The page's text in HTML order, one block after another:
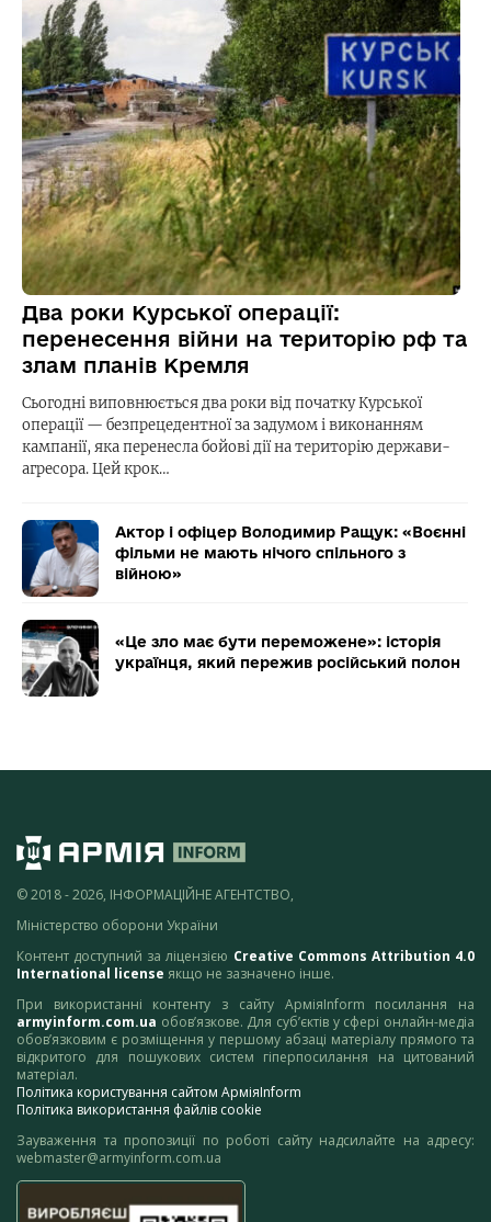
Два роки Курської операції:
перенесення війни на територію рф та
злам планів Кремля
Сьогодні виповнюється два роки від початку Курської
операції — безпрецедентної за задумом і виконанням
кампанії, яка перенесла бойові дії на територію держави-
агресора. Цей крок…
Актор і офіцер Володимир Ращук: «Воєнні
фільми не мають нічого спільного з
війною»
«Це зло має бути переможене»: історія
українця, який пережив російський полон
© 2018 - 2026, ІНФОРМАЦІЙНЕ АГЕНТСТВО,
Міністерство оборони України
Контент доступний за ліцензією Creative Commons Attribution 4.0
International license якщо не зазначено інше.
При використанні контенту з сайту АрміяInform посилання на
armyinform.com.ua обов’язкове. Для суб’єктів у сфері онлайн-медіа
обов’язковим є розміщення у першому абзаці матеріалу прямого та
відкритого для пошукових систем гіперпосилання на цитований
матеріал.
Політика користування сайтом АрміяInform
Політика використання файлів cookie
Зауваження та пропозиції по роботі сайту надсилайте на адресу:
webmaster@armyinform.com.ua